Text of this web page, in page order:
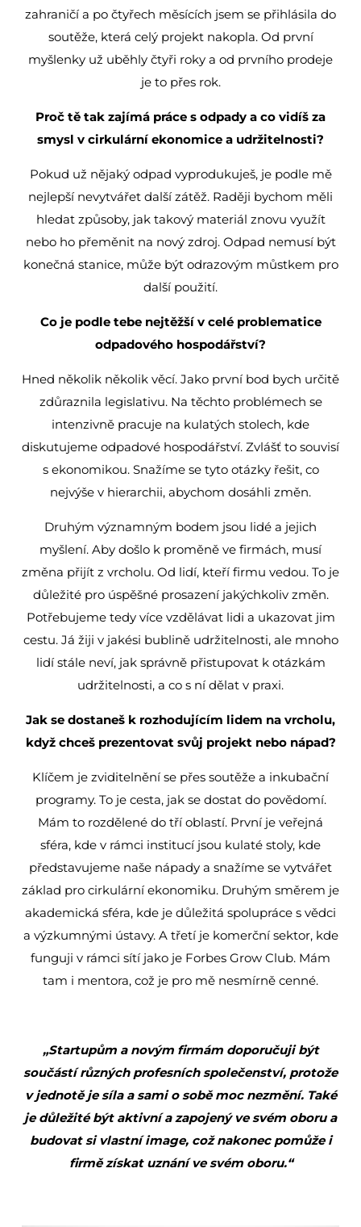
zahraničí a po čtyřech měsících jsem se přihlásila do
soutěže, která celý projekt nakopla. Od první
myšlenky už uběhly čtyři roky a od prvního prodeje
je to přes rok.
Proč tě tak zajímá práce s odpady a co vidíš za
smysl v cirkulární ekonomice a udržitelnosti?
Pokud už nějaký odpad vyprodukuješ, je podle mě
nejlepší nevytvářet další zátěž. Raději bychom měli
hledat způsoby, jak takový materiál znovu využít
nebo ho přeměnit na nový zdroj. Odpad nemusí být
konečná stanice, může být odrazovým můstkem pro
další použití.
Co je podle tebe nejtěžší v celé problematice
odpadového hospodářství?
Hned několik několik věcí. Jako první bod bych určitě
zdůraznila legislativu. Na těchto problémech se
intenzivně pracuje na kulatých stolech, kde
diskutujeme odpadové hospodářství. Zvlášť to souvisí
s ekonomikou. Snažíme se tyto otázky řešit, co
nejvýše v hierarchii, abychom dosáhli změn.
Druhým významným bodem jsou lidé a jejich
myšlení. Aby došlo k proměně ve firmách, musí
změna přijít z vrcholu. Od lidí, kteří firmu vedou. To je
důležité pro úspěšné prosazení jakýchkoliv změn.
Potřebujeme tedy více vzdělávat lidi a ukazovat jim
cestu. Já žiji v jakési bublině udržitelnosti, ale mnoho
lidí stále neví, jak správně přistupovat k otázkám
udržitelnosti, a co s ní dělat v praxi.
Jak se dostaneš k rozhodujícím lidem na vrcholu,
když chceš prezentovat svůj projekt nebo nápad?
Klíčem je zviditelnění se přes soutěže a inkubační
programy. To je cesta, jak se dostat do povědomí.
Mám to rozdělené do tří oblastí. První je veřejná
sféra, kde v rámci institucí jsou kulaté stoly, kde
představujeme naše nápady a snažíme se vytvářet
základ pro cirkulární ekonomiku. Druhým směrem je
akademická sféra, kde je důležitá spolupráce s vědci
a výzkumnými ústavy. A třetí je komerční sektor, kde
funguji v rámci sítí jako je Forbes Grow Club. Mám
tam i mentora, což je pro mě nesmírně cenné.
„Startupům a novým firmám doporučuji být
součástí různých profesních společenství, protože
v jednotě je síla a sami o sobě moc nezmění. Také
je důležité být aktivní a zapojený ve svém oboru a
budovat si vlastní image, což nakonec pomůže i
firmě získat uznání ve svém oboru.“